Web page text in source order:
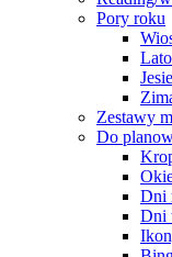
Pory roku
Lato
Zestawy
Do
Dni
Dni